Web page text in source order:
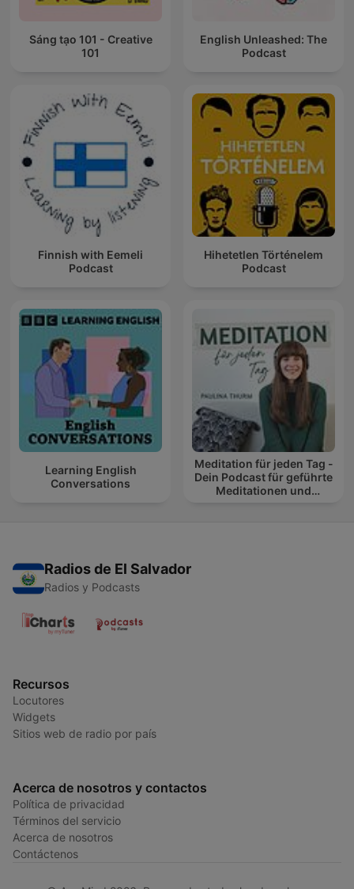
Sáng tạo 101 - Creative
101
English Unleashed: The
Podcast
Finnish with Eemeli
Podcast
Hihetetlen Történelem
Podcast
Learning English
Conversations
Meditation für jeden Tag -
Dein Podcast für geführte
Meditationen und
Radios de El Salvador
Radios y Podcasts
Recursos
Locutores
Widgets
Sitios web de radio por país
Acerca de nosotros y contactos
Política de privacidad
Términos del servicio
Acerca de nosotros
Contáctenos